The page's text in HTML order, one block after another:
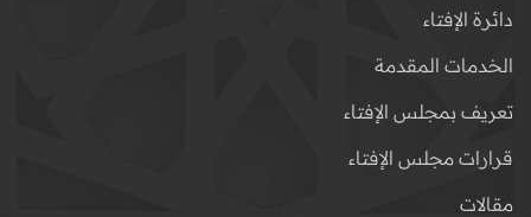
دائرة الإفتاء
الخدمات المقدمة
تعريف بمجلس الإفتاء
قرارات مجلس الإفتاء
مقالات